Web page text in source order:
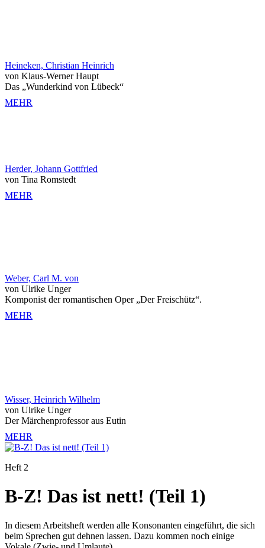
Heineken, Christian Heinrich
von Klaus-Werner Haupt
Das „Wunderkind von Lübeck“
MEHR
Herder, Johann Gottfried
von Tina Romstedt
MEHR
Weber, Carl M. von
von Ulrike Unger
Komponist der romantischen Oper „Der Freischütz“.
MEHR
Wisser, Heinrich Wilhelm
von Ulrike Unger
Der Märchenprofessor aus Eutin
MEHR
Heft 2
B-Z! Das ist nett! (Teil 1)
In diesem Arbeitsheft werden alle Konsonanten eingeführt, die sich
beim Sprechen gut dehnen lassen. Dazu kommen noch einige